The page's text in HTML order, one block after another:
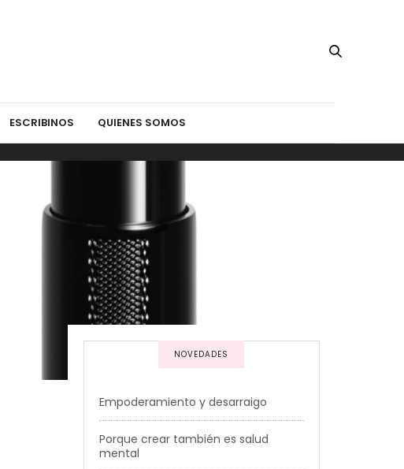
ESCRIBINOS QUIENES SOMOS
NOVEDADES
Empoderamiento y desarraigo
Porque crear también es salud
mental